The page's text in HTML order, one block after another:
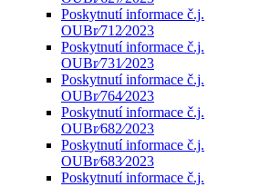
Poskytnutí informace č.j.
OUBr⁄712⁄2023
Poskytnutí informace č.j.
OUBr⁄731⁄2023
Poskytnutí informace č.j.
OUBr⁄764⁄2023
Poskytnutí informace č.j.
OUBr⁄682⁄2023
Poskytnutí informace č.j.
OUBr⁄683⁄2023
Poskytnutí informace č.j.